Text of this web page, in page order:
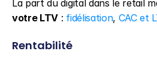
votre LTV : fidélisation, CAC et
Rentabilité